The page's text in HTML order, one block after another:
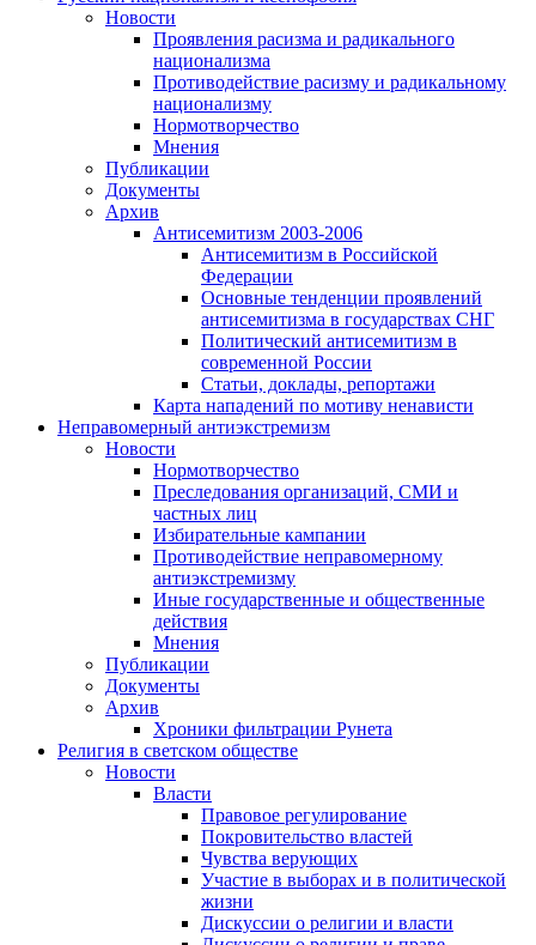
Новости
Проявления расизма и радикального
национализма
Противодействие расизму и радикальному
национализму
Нормотворчество
Мнения
Публикации
Документы
Архив
Антисемитизм 2003-2006
Антисемитизм в Российской
Федерации
Основные тенденции проявлений
антисемитизма в государствах СНГ
Политический антисемитизм в
современной России
Статьи, доклады, репортажи
Карта нападений по мотиву ненависти
Неправомерный антиэкстремизм
Новости
Нормотворчество
Преследования организаций, СМИ и
частных лиц
Избирательные кампании
Противодействие неправомерному
антиэкстремизму
Иные государственные и общественные
действия
Мнения
Публикации
Документы
Архив
Хроники фильтрации Рунета
Религия в светском обществе
Новости
Власти
Правовое регулирование
Покровительство властей
Чувства верующих
Участие в выборах и в политической
жизни
Дискуссии о религии и власти